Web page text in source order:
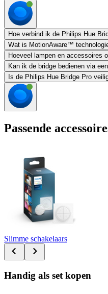
Hoe verbind ik de Philips Hue
Wat is MotionAware™
Hoeveel lampen en accessoires
Kan ik de bridge bedienen via
Is de Philips Hue Bridge Pro
Passende
Slimme schakelaars
Handig als set kopen